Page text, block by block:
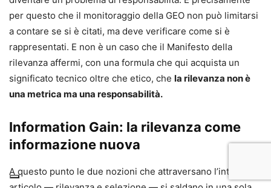
per questo che il monitoraggio della GEO non può limitarsi
a contare se si è citati, ma deve verificare come si è
rappresentati. E non è un caso che il Manifesto della
rilevanza affermi, con una formula che qui acquista un
significato tecnico oltre che etico, che la rilevanza non è
una metrica ma una responsabilità.
Information Gain: la rilevanza come
informazione nuova
A questo punto le due nozioni che attraversano l’intero